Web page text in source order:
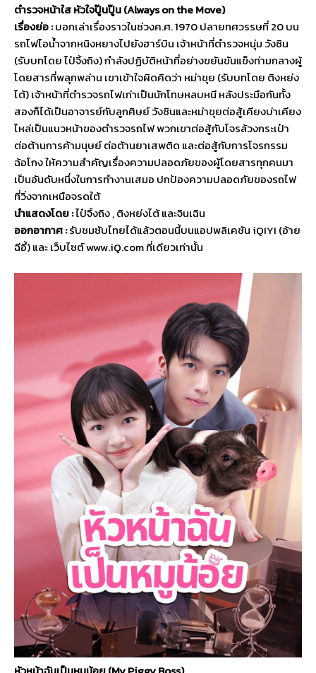
ตำรวจหน้าใส หัวใจปู๊นปู๊น (Always on the Move)
เรื่องย่อ :บอกเล่าเรื่องราวในช่วงค.ศ.1970ปลายทศวรรษที่20บน
รถไฟไอน้ำจากหนิงหยางไปยังฮาร์บิน เจ้าหน้าที่ตำรวจหนุ่ม วังซิน
(รับบทโดย ไป๋จิ้งถิง) กำลังปฏิบัติหน้าที่อย่างขยันขันแข็งท่ามกลางผู้
โดยสารที่พลุกพล่าน เขาเข้าใจผิดคิดว่า หม่าขุย (รับบทโดย ติงหย่ง
ไต้) เจ้าหน้าที่ตำรวจรถไฟเก่าเป็นนักโทษหลบหนี หลังประมือกันทั้ง
สองก็ได้เป็นอาจารย์กับลูกศิษย์ วังซินและหม่าขุยต่อสู้เคียงบ่าเคียง
ไหล่เป็นแนวหน้าของตำรวจรถไฟ พวกเขาต่อสู้กับโจรล้วงกระเป๋า
ต่อต้านการค้ามนุษย์ ต่อต้านยาเสพติด และต่อสู้กับการโจรกรรม
ฉ้อโกง ให้ความสำคัญเรื่องความปลอดภัยของผู้โดยสารทุกคนมา
เป็นอันดับหนึ่งในการทำงานเสมอ ปกป้องความปลอดภัยของรถไฟ
ที่วิ่งจากเหนือจรดใต้
นำแสดงโดย :ไป๋จิ้งถิง,ติงหย่งไต้ และจินเฉิน
ออกอากาศ :รับชมซับไทยได้แล้วตอนนี้บนแอปพลิเคชัน iQIYI (อ้าย
ฉีอี้) และ เว็บไซต์www.iQ.comที่เดียวเท่านั้น